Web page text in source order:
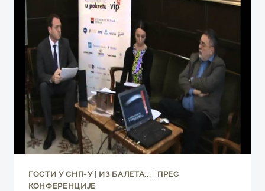
ПРЕМИЈЕРЕ
БАЛЕТА
ЗА
ДЕЦУ
И
ОДРАСЛЕ
„КО
ЈЕ
НАЈМОЋНИЈИ
НА
СВЕТУ!?“
ГОСТИ У СНП-У| ИЗ БАЛЕТА... | ПРЕС
КОНФЕРЕНЦИЈЕ